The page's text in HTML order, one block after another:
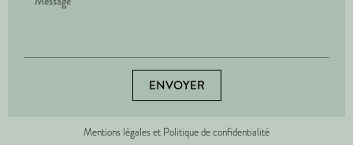
ENVOYER
Mentions légales et Politique de confidentialité